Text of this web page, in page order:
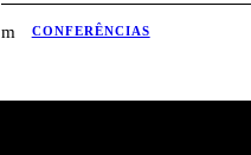
CONFERÊNCIAS